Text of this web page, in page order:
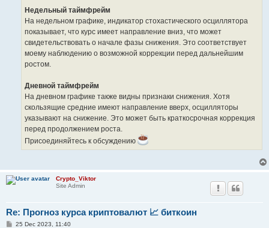
Недельный таймфрейм
На недельном графике, индикатор стохастического осциллятора
показывает, что курс имеет направление вниз, что может
свидетельствовать о начале фазы снижения. Это соответствует
моему наблюдению о возможной коррекции перед дальнейшим
ростом.
Дневной таймфрейм
На дневном графике также видны признаки снижения. Хотя
скользящие средние имеют направление вверх, осцилляторы
указывают на снижение. Это может быть краткосрочная коррекция
перед продолжением роста.
Присоединяйтесь к обсуждению
Crypto_Viktor
Site Admin
Re: Прогноз курса криптовалют 📈 биткоин
P25 Dec 2023, 11:40